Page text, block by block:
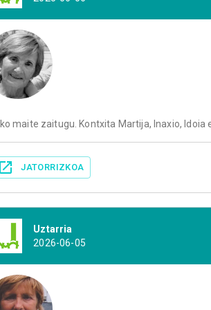
maite zaitugu. Kontxita Martija, Inaxio, Idoia
JATORRIZKOA
Uztarria
2026-06-05